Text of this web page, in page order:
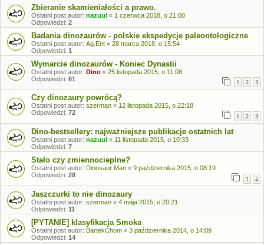
Zbieranie skamieniałości a prawo.
Ostatni post autor: nazuul « 1 czerwca 2018, o 21:00
Odpowiedzi: 2
Badania dinozaurów - polskie ekspedycje paleontologiczne
Ostatni post autor: Ag.Ent « 28 marca 2018, o 15:54
Odpowiedzi: 1
Wymarcie dinozaurów - Koniec Dynastii
Ostatni post autor: Dino « 25 listopada 2015, o 11:08
Odpowiedzi: 61 1 2 3
Czy dinozaury powrócą?
Ostatni post autor: szerman « 12 listopada 2015, o 22:18
Odpowiedzi: 72 1 2 3
Dino-bestsellery: najważniejsze publikacje ostatnich lat
Ostatni post autor: nazuul « 11 listopada 2015, o 10:33
Odpowiedzi: 7
Stało czy zmiennocieplne?
Ostatni post autor: Dinosaur Man « 9 października 2015, o 08:19
Odpowiedzi: 28 1 2
Jaszczurki to nie dinozaury
Ostatni post autor: szerman « 4 maja 2015, o 20:21
Odpowiedzi: 11
[PYTANIE] klasyfikacja Smoka
Ostatni post autor: BartekChom « 3 października 2014, o 14:09
Odpowiedzi: 14